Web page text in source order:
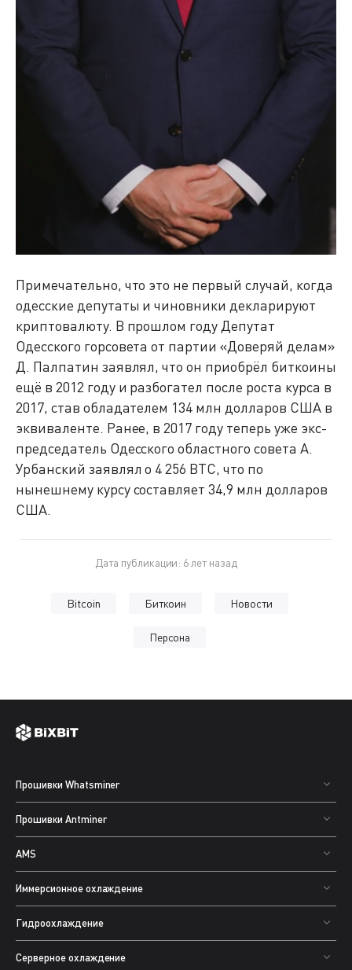
Примечательно, что это не первый случай, когда
одесские депутаты и чиновники декларируют
криптовалюту. В прошлом году Депутат
Одесского горсовета от партии «Доверяй делам»
Д. Палпатин заявлял, что он приобрёл биткоины
ещё в 2012 году и разбогател после роста курса в
2017, став обладателем 134 млн долларов США в
эквиваленте. Ранее, в 2017 году теперь уже экс-
председатель Одесского областного совета А.
Урбанский заявлял о 4 256 BTC, что по
нынешнему курсу составляет 34,9 млн долларов
США.
Дата публикации: 6 лет назад
Bitcoin Биткоин Новости
Персона
Прошивки Whatsminer
Прошивки Antminer
AMS
Иммерсионное охлаждение
Гидроохлаждение
Серверное охлаждение